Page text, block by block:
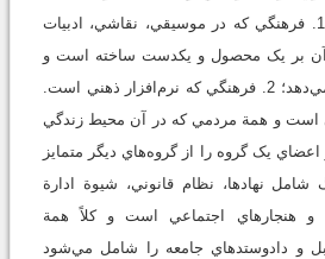
فرهنگ بر دو نوع است: 1. فرهنگي که در موسيقي، نقاشي، ادبيات
آن بر يک محصول و يکدست ساخته است و
ميراث فرهنگي را شکل مي‌دهد؛ 2. فرهنگي که نرم‌افزار ذهني است.
است و همة مردمي که در آن محيط زندگي
يک گروه را از گروه‌هاي ديگر متمايز
نهادها، نظام قانوني، شيوة ادارة
و هنجارهاي اجتماعي است و کلاً همة
و دادوستدهاي جامعه را شامل مي‌شود